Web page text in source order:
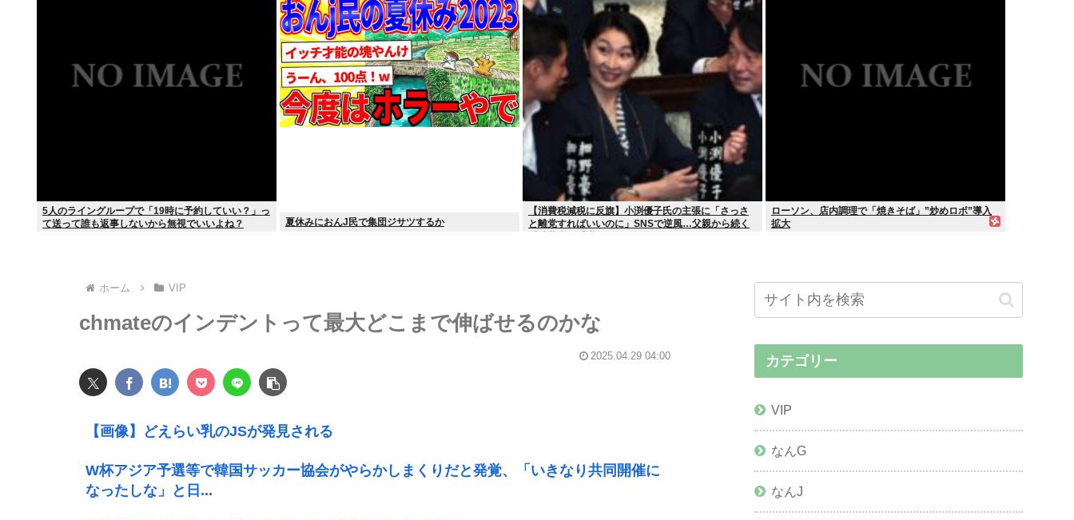
5人のライングループで「19時に予約していい？」っ
て送って誰も返事しないから無視でいいよね？
夏休みにおんJ民で集団ジサツするか
【消費税減税に反旗】小渕優子氏の主張に「さっさ
と離党すればいいのに」SNSで逆風…父親から続く
ローソン、店内調理で「焼きそば」”炒めロボ”導入
拡大
ホーム VIP
chmateのインデントって最大どこまで伸ばせるのかな
2025.04.29 04:00
【画像】どえらい乳のJSが発見される
W杯アジア予選等で韓国サッカー協会がやらかしまくりだと発覚、「いきなり共同開催に
なったしな」と日...
カテゴリー
VIP
なんG
なんJ